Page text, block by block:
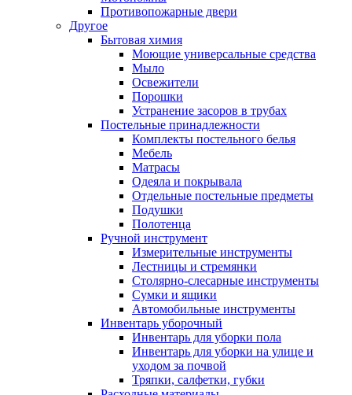
Противопожарные двери
Другое
Бытовая химия
Моющие универсальные средства
Мыло
Освежители
Порошки
Устранение засоров в трубах
Постельные принадлежности
Комплекты постельного белья
Мебель
Матрасы
Одеяла и покрывала
Отдельные постельные предметы
Подушки
Полотенца
Ручной инструмент
Измерительные инструменты
Лестницы и стремянки
Столярно-слесарные инструменты
Сумки и ящики
Автомобильные инструменты
Инвентарь уборочный
Инвентарь для уборки пола
Инвентарь для уборки на улице и
уходом за почвой
Тряпки, салфетки, губки